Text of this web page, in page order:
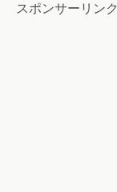
スポンサーリンク